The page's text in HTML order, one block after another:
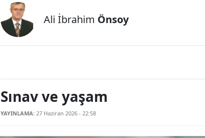
Ali İbrahim Önsoy
Sınav ve yaşam
YAYINLAMA: 27 Haziran 2026 - 22:58